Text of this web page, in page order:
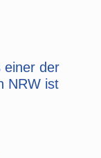
einer der
NRW ist